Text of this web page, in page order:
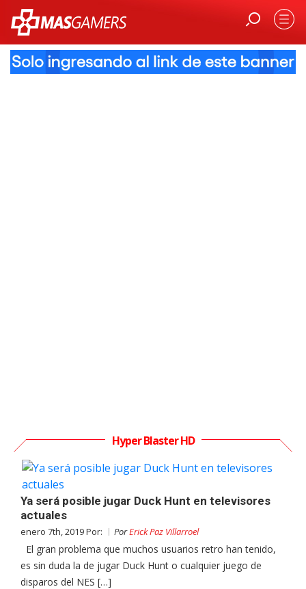
Hyper Blaster HD
Ya será posible jugar Duck Hunt en televisores
actuales
enero 7th, 2019 Por: PorErick Paz Villarroel
El gran problema que muchos usuarios retro han tenido,
es sin duda la de jugar Duck Hunt o cualquier juego de
disparos del NES […]